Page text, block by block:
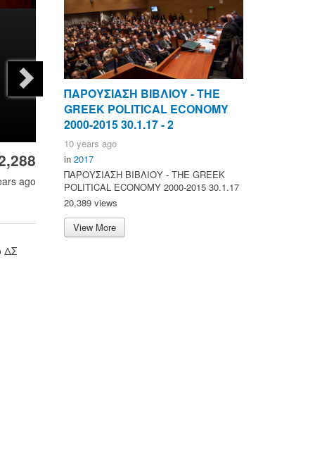
ago
ΔΣ
ΠΑΡΟΥΣΙΑΣΗ ΒΙΒΛΙΟΥ - ΤΗΕ
GREEK POLITICAL ECONOMY
2000-2015 30.1.17 - 2
10 years ago
in 2017
ΠΑΡΟΥΣΙΑΣΗ ΒΙΒΛΙΟΥ - ΤΗΕ GREEK
POLITICAL ECONOMY 2000-2015 30.1.17
20,389 views
View More